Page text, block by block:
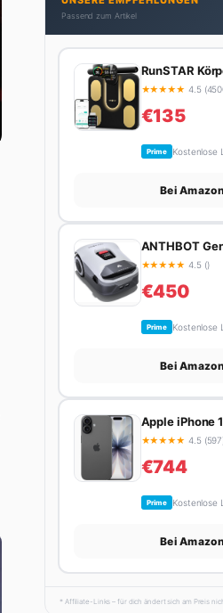
Promi-Welt aufspürt
Empfehlungen
beim Wandern in den
Freunden oder auf der
Espresso. Sein Motto:
zehnmal
Passend zum Artikel
RunSTAR
★★★★★ 4.5
€135
Prime Kostenlose
Bei
ANTHBOT
★★★★★ 4.5 ()
€450
Prime Kostenlose
Bei
Apple iPhone
★★★★★ 4.5
€744
Prime Kostenlose
Bei
* Affiliate-Links – für dich ändert sich am Preis